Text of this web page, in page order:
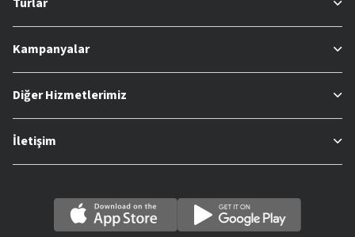
Kampanyalar
Diğer Hizmetlerimiz
İletişim